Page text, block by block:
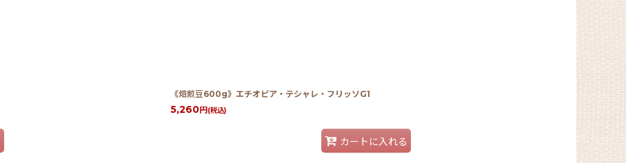
《焙煎豆600g》エチオピア・テシャレ・フリッソG1
5,260円 (税込)
カートに入れる